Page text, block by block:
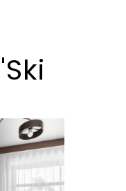
płaskim